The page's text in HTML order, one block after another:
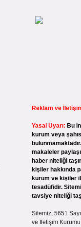
Reklam ve
Yasal Uyarı: Bu
kurum veya
makaleler
haber niteliği
kişiler hakkında
kurum ve kişiler
tesadüfidir.
tavsiye niteliği
Sitemiz, 5651
ve İletişim